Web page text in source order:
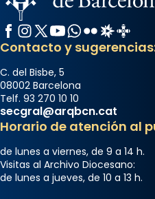
Facebook
Instagram
X / Twitter
YouTube
WhatsApp
FlickrRadio Estel
Contacto y
C. del Bisbe, 5
08002 Barcelona
Telf. 93 270 10 10
secgral@arqbcn.cat
Horario de atención al
de lunes a viernes, de 9 a 14 h.
Visitas al Archivo Diocesano:
de lunes a jueves, de 10 a 13 h.